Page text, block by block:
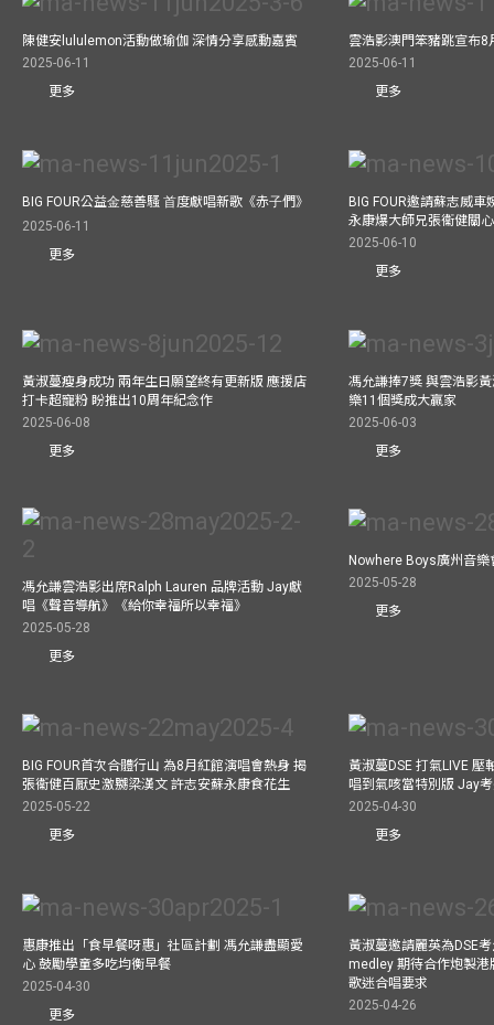
陳健安lululemon活動做瑜伽 深情分享感動嘉賓
2025-06-11
更多
雲浩影澳門笨豬跳宣布8
2025-06-11
更多
BIG FOUR公益⾦慈善騷 ⾸度獻唱新歌《赤⼦們》
2025-06-11
更多
BIG FOUR邀請蘇志威
永康爆大師兄張衞健關
2025-06-10
更多
黃淑蔓瘦身成功 兩年生日願望終有更新版 應援店
打卡超寵粉 盼推出10周年紀念作
2025-06-08
更多
馮允謙捧7獎 與雲浩影
樂11個獎成大贏家
2025-06-03
更多
馮允謙雲浩影出席Ralph Lauren 品牌活動 Jay獻
唱《聲音導航》《給你幸福所以幸福》
2025-05-28
更多
Nowhere Boys廣州音
2025-05-28
更多
BIG FOUR首次合體行山 為8月紅館演唱會熱身 揭
張衞健百厭史激嬲梁漢文 許志安蘇永康食花生
2025-05-22
更多
黃淑蔓DSE 打氣LIVE
唱到氣咳當特別版 Jay
2025-04-30
更多
惠康推出「食早餐呀惠」社區計劃 馮允謙盡顯愛
心 鼓勵學童多吃均衡早餐
2025-04-30
更多
黃淑蔓邀請麗英為DSE
medley 期待合作炮製
歌迷合唱要求
2025-04-26